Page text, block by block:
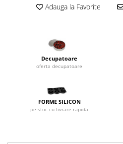
Palnie/Utilaje Dozare
Matrice Patiserie
Forme Briose
Forme Metal
Ustensile Decorare
Accesorii Posuri
Adauga la Favorite
Decupatoare
oferta decupatoare
FORME SILICON
pe stoc cu livrare rapida